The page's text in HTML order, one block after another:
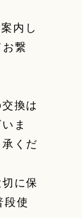
内し
繋
換は
ま
くだ
に保
段使